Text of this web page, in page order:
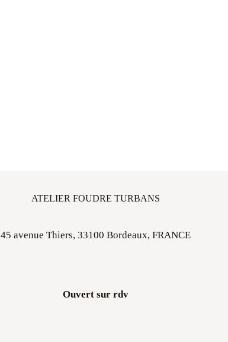
ATELIER FOUDRE TURBANS
45 avenue Thiers, 33100 Bordeaux, FRANCE
Ouvert sur rdv